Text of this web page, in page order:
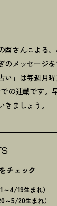
酉さんによる
のメッセージを
い」は毎週月
の連載です。
ましょう。
チェック
4/19生まれ）
～5/20生まれ）